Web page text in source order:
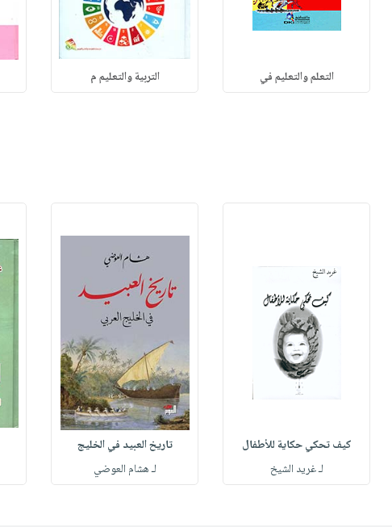
التعلم والتعليم في التربية والتعليم م
كيف تحكي حكاية للأطفال
لـ غريد الشيخ
تاريخ العبيد في الخليج
لـ هشام العوضي